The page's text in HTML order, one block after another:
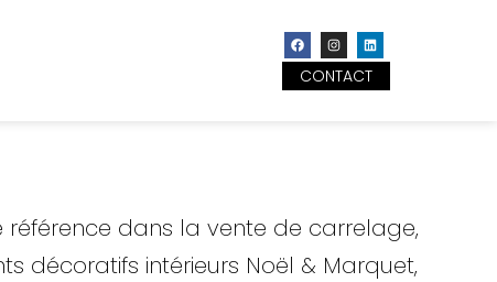
CONTACT
référence dans la vente de carrelage,
décoratifs intérieurs Noël & Marquet,